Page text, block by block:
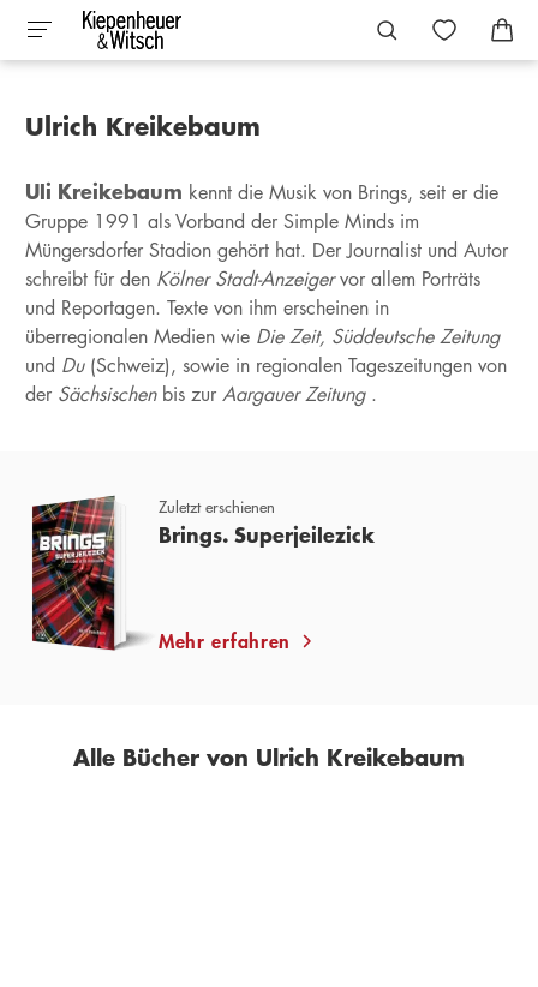
Ulrich Kreikebaum
Uli Kreikebaum kennt die Musik von Brings, seit er die
Gruppe 1991 als Vorband der Simple Minds im
Müngersdorfer Stadion gehört hat. Der Journalist und Autor
schreibt für den Kölner Stadt-Anzeigervor allem Porträts
und Reportagen. Texte von ihm erscheinen in
überregionalen Medien wie Die Zeit, Süddeutsche Zeitung
und Du(Schweiz), sowie in regionalen Tageszeitungen von
der Sächsischenbis zur Aargauer Zeitung.
Zuletzt erschienen
Brings. Superjeilezick
Mehr erfahren
Alle Bücher von Ulrich Kreikebaum